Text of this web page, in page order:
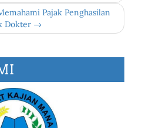
Pajak Penghasilan
Dokter →